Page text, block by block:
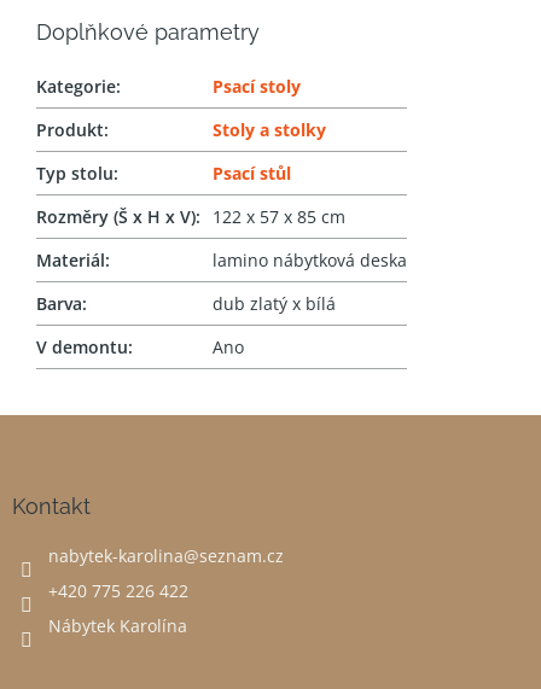
Doplňkové parametry
Kategorie:
Psací stoly
Produkt:
Stoly a stolky
Typ stolu:
Psací stůl
Rozměry (Š x H x V):
122 x 57 x 85 cm
Materiál:
lamino nábytková deska
Barva:
dub zlatý x bílá
V demontu: Ano
Kontakt
nabytek-karolina@seznam.cz
+420 775 226 422
Nábytek Karolína